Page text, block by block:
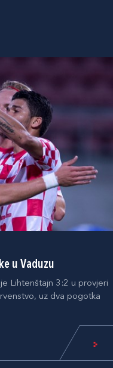
u Vaduzu
Lihtenštajn 3:2 u provjeri
uz dva pogotka